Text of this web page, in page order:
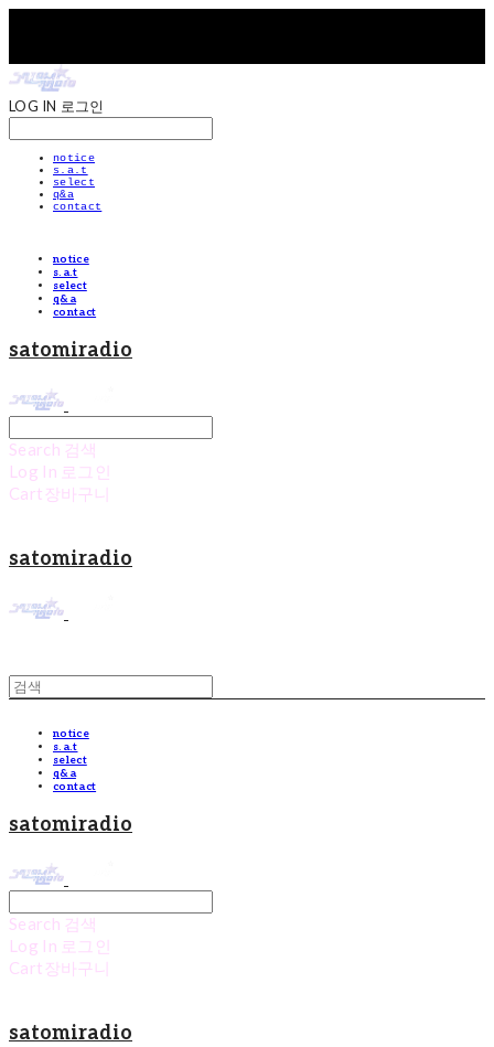
LOG IN 로그인
notice
s.a.t
select
q&a
contact
notice
s.a.t
select
q&a
contact
satomiradio
Search 검색
Log In 로그인
Cart 장바구니
satomiradio
notice
s.a.t
select
q&a
contact
satomiradio
Search 검색
Log In 로그인
Cart 장바구니
satomiradio